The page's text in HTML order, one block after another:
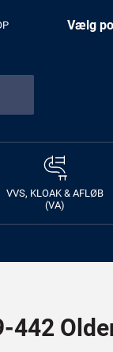
Vælg
VVS, KLOAK & AFLØB
(VA)
442